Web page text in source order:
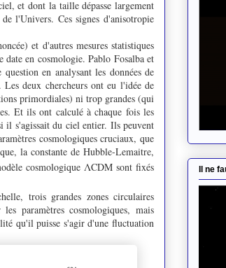
et dont la taille dépasse largement
l'Univers. Ces signes d'anisotropie
et d'autres mesures statistiques
en cosmologie. Pablo Fosalba et
en analysant les données de
deux chercheurs ont eu l'idée de
primordiales) ni trop grandes (qui
Et ils ont calculé à chaque fois les
il s'agissait du ciel entier. Ils peuvent
cosmologiques cruciaux, que
la constante de Hubble-Lemaitre,
cosmologique ΛCDM sont fixés
trois grandes zones circulaires
paramètres cosmologiques, mais
qu'il puisse s'agir d'une fluctuation
Il ne